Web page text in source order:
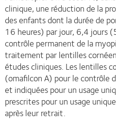
clinique, une réduction de la
des enfants dont la durée de
16 heures) par jour, 6,4 jours
contrôle permanent de la
traitement par lentilles
études cliniques. Les lentilles
(omafilcon A) pour le contrôle
et indiquées pour un usage
prescrites pour un usage
après leur retrait.